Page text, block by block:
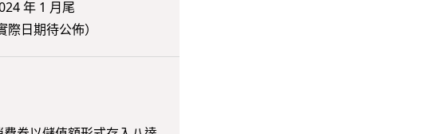
年 1 月尾
際日期待公佈）